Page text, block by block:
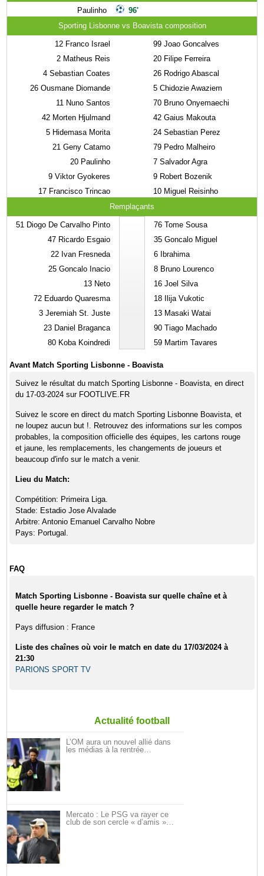
Paulinho
96'
Sporting Lisbonne vs Boavista composition
12 Franco Israel
2 Matheus Reis
4 Sebastian Coates
26 Ousmane Diomande
11 Nuno Santos
42 Morten Hjulmand
5 Hidemasa Morita
21 Geny Catamo
20 Paulinho
9 Viktor Gyokeres
17 Francisco Trincao
99 Joao Goncalves
20 Filipe Ferreira
26 Rodrigo Abascal
5 Chidozie Awaziem
70 Bruno Onyemaechi
42 Gaius Makouta
24 Sebastian Perez
79 Pedro Malheiro
7 Salvador Agra
9 Robert Bozenik
10 Miguel Reisinho
Remplaçants
51 Diogo De Carvalho Pinto
47 Ricardo Esgaio
22 Ivan Fresneda
25 Goncalo Inacio
13 Neto
72 Eduardo Quaresma
3 Jeremiah St. Juste
23 Daniel Braganca
80 Koba Koindredi
76 Tome Sousa
35 Goncalo Miguel
6 Ibrahima
8 Bruno Lourenco
16 Joel Silva
18 Ilija Vukotic
13 Masaki Watai
90 Tiago Machado
59 Martim Tavares
Avant Match Sporting Lisbonne - Boavista
Suivez le résultat du match Sporting Lisbonne - Boavista, en direct
du 17-03-2024 sur FOOTLIVE.FR
Suivez le score en direct du match Sporting Lisbonne Boavista, et
ne loupez aucun but !. Retrouvez des informations sur les compos
probables, la composition officielle des équipes, les cartons rouge
et jaune, les remplacements, les changements de joueurs et
beaucoup d'info sur le match a venir.
Lieu du Match:
Compétition: Primeira Liga.
Stade: Estadio Jose Alvalade
Arbitre: Antonio Emanuel Carvalho Nobre
Pays: Portugal.
FAQ
Match Sporting Lisbonne - Boavista sur quelle chaîne et à
quelle heure regarder le match ?
Pays diffusion : France
Liste des chaînes où voir le match en date du 17/03/2024 à
21:30
PARIONS SPORT TV
Actualité football
L’OM aura un nouvel allié dans
les médias à la rentrée…
Mercato : Le PSG va rayer ce
club de son cercle « d’amis »…